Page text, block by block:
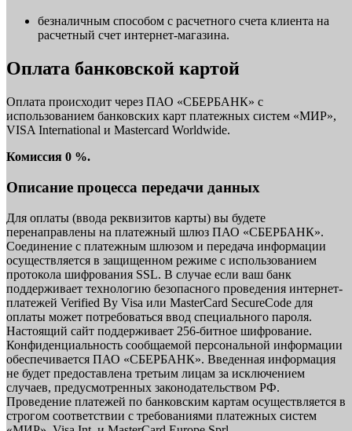
безналичным способом с расчетного счета клиента на
расчетный счет интернет-магазина.
Оплата банковской картой
Оплата происходит через ПАО «СБЕРБАНК» с
использованием банковских карт платежных систем «МИР»,
VISA International и Mastercard Worldwide.
Комиссия 0 %.
Описание процесса передачи данных
Для оплаты (ввода реквизитов карты) вы будете
перенаправлены на платежный шлюз ПАО «СБЕРБАНК».
Соединение с платежным шлюзом и передача информации
осуществляется в защищенном режиме с использованием
протокола шифрования SSL. В случае если ваш банк
поддерживает технологию безопасного проведения интернет-
платежей Verified By Visa или MasterCard SecureCode для
оплаты может потребоваться ввод специального пароля.
Настоящий сайт поддерживает 256-битное шифрование.
Конфиденциальность сообщаемой персональной информации
обеспечивается ПАО «СБЕРБАНК». Введенная информация
не будет предоставлена третьим лицам за исключением
случаев, предусмотренных законодательством РФ.
Проведение платежей по банковским картам осуществляется в
строгом соответствии с требованиями платежных систем